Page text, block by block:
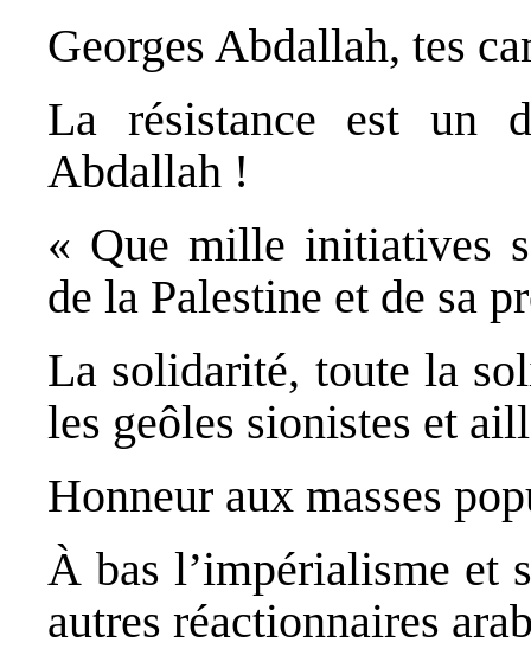
Georges Abdallah, tes
La résistance est un
Abdallah !
« Que mille initiatives
de la Palestine et de sa
La solidarité, toute la
les geôles sionistes et
Honneur aux masses
À bas l’impérialisme et
autres réactionnaires